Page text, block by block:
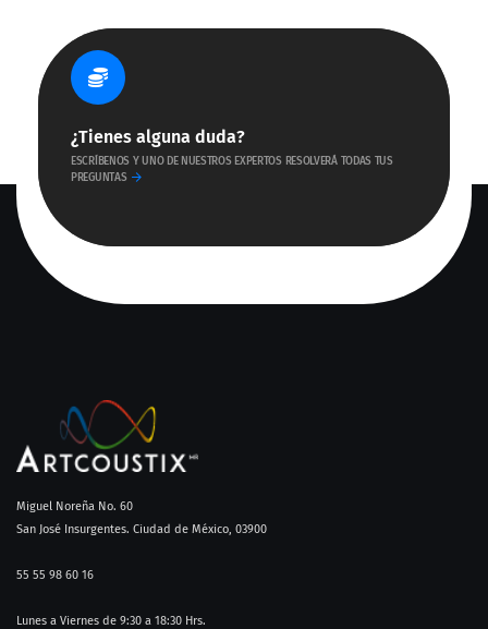
¿Tienes alguna duda?
ESCRÍBENOS Y UNO DE NUESTROS EXPERTOS RESOLVERÁ TODAS TUS
PREGUNTAS
Miguel Noreña No. 60
San José Insurgentes. Ciudad de México, 03900
55 55 98 60 16​
Lunes a Viernes de 9:30 a 18:30 Hrs.